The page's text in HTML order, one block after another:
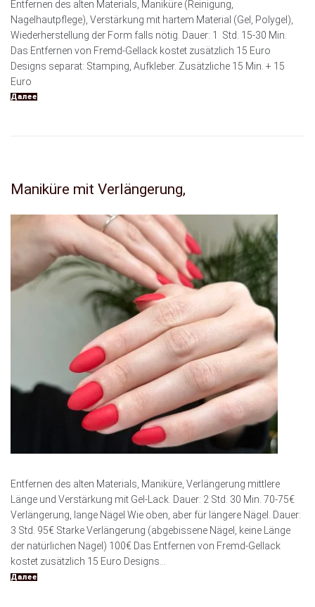
Entfernen des alten Materials, Maniküre (Reinigung,
Nagelhautpflege), Verstärkung mit hartem Material (Gel, Polygel),
Wiederherstellung der Form falls nötig. Dauer: 1 Std. 15-30 Min.
Das Entfernen von Fremd-Gellack kostet zusätzlich 15 Euro
Designs separat: Stamping, Aufkleber. Zusätzliche 15 Min. + 15
Euro
Далее
Maniküre mit Verlängerung,
Entfernen des alten Materials, Maniküre, Verlängerung mittlere
Länge und Verstärkung mit Gel-Lack. Dauer: 2 Std. 30 Min. 70-75€
Verlängerung, lange Nägel Wie oben, aber für längere Nägel. Dauer:
3 Std. 95€ Starke Verlängerung (abgebissene Nägel, keine Länge
der natürlichen Nägel) 100€ Das Entfernen von Fremd-Gellack
kostet zusätzlich 15 Euro Designs...
Далее